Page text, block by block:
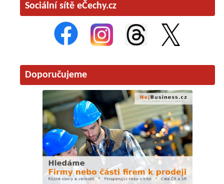
Sociální sítě eČechy.cz
Doporučujeme